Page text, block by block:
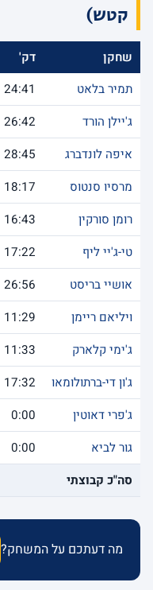
קטש)
שחקן דק'
תמיר בלאט
24:41
ג'יילן הורד
26:42
איפה לונדברג
28:45
מרסיו סנטוס
18:17
רומן סורקין
16:43
טי-ג'יי ליף
17:22
אושיי בריסט
26:56
ויליאם ריימן
11:29
ג'ימי קלארק
11:33
ג'ון די-ברתולומאו
17:32
ג'פרי דאוטין
0:00
גור לביא
0:00
סה"כ קבוצתי
מה דעתכם על המשחק?